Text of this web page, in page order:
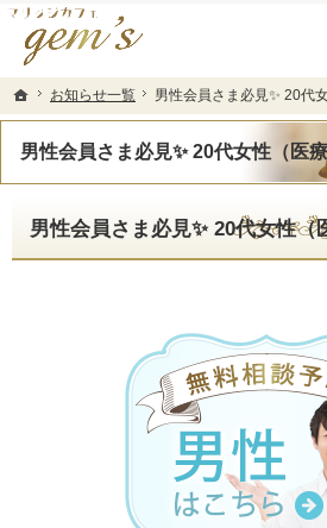
ホーム
お知らせ一覧 男性会員さま必見✨ 20代
男性会員さま必見✨ 20代女性（医療
長崎県の婚活なら結婚相談所のマリッジカフェ
長崎県長崎市の結婚相談所マリッジカフェgem's(ジ
男性会員さま必見✨ 20代女性（
ホーム
お知らせ一覧 男性会員さま必見✨ 20代